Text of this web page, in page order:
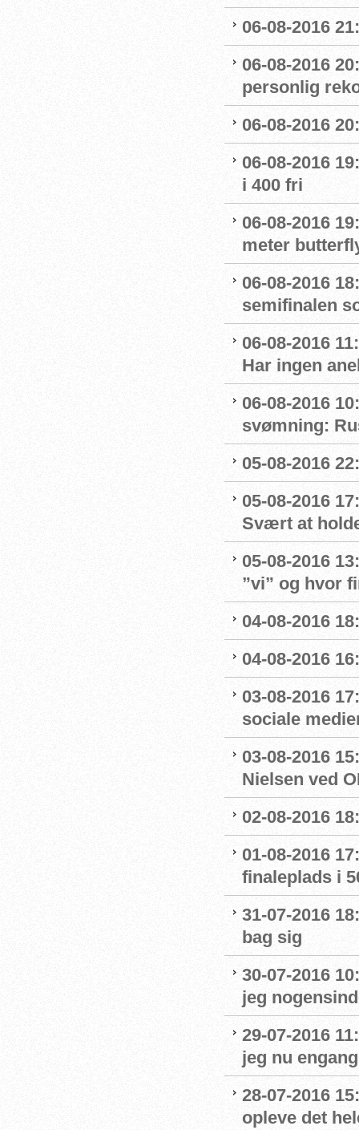
06-08-2016
06-08-2016
personlig
06-08-2016
06-08-2016
i 400 fri
06-08-2016
meter
06-08-2016
semifinalen
06-08-2016
Har ingen
06-08-2016
svømning:
05-08-2016
05-08-2016
Svært at
05-08-2016
”vi” og hvor
04-08-2016
04-08-2016
03-08-2016
sociale
03-08-2016
Nielsen ved
02-08-2016
01-08-2016
finaleplads i
31-07-2016
bag sig
30-07-2016
jeg
29-07-2016
jeg nu
28-07-2016
opleve det